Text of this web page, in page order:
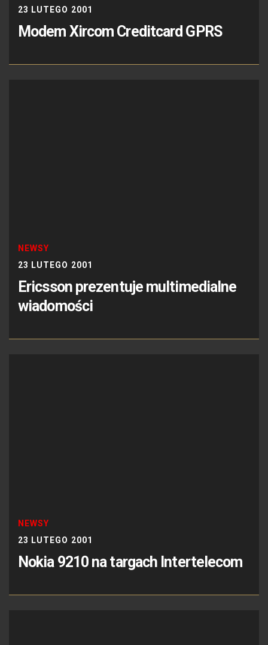
23 LUTEGO 2001
Modem Xircom Creditcard GPRS
NEWSY
23 LUTEGO 2001
Ericsson prezentuje multimedialne
wiadomości
NEWSY
23 LUTEGO 2001
Nokia 9210 na targach Intertelecom